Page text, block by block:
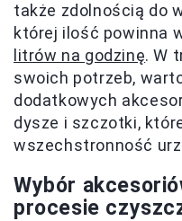
także zdolnością do
której ilość powinna
litrów na godzinę. W
swoich potrzeb,
dodatkowych
dysze i szczotki,
wszechstronność
Wybór
procesie